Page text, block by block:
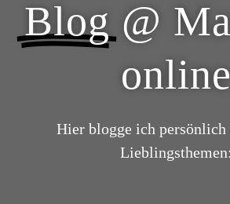
Blog @
online
Hier blogge ich persönlich
Lieblingsthemen: